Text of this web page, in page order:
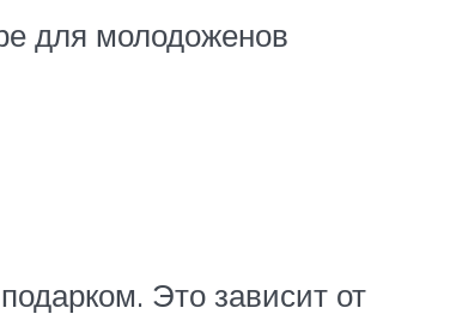
для молодоженов
Это зависит от